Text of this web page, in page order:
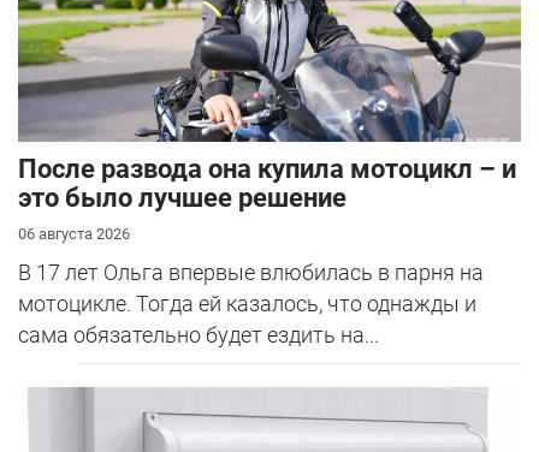
После развода она купила мотоцикл – и
это было лучшее решение
06 августа 2026
В 17 лет Ольга впервые влюбилась в парня на
мотоцикле. Тогда ей казалось, что однажды и
сама обязательно будет ездить на...